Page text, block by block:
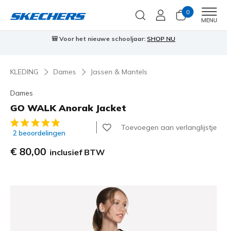
0
MENU
🎒 Voor het nieuwe schooljaar: SHOP NU
KLEDING Dames Jassen & Mantels
Dames
GO WALK Anorak Jacket
3,4 van de 5 klantbeoordelingen
2 beoordelingen
Toevoegen aan verlanglijstje
€ 80,00 inclusief BTW